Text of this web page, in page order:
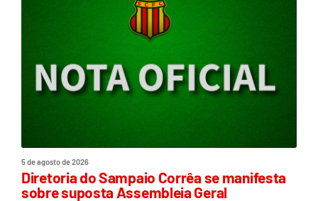
5 de agosto de 2026
Diretoria do Sampaio Corrêa se manifesta
sobre suposta Assembleia Geral